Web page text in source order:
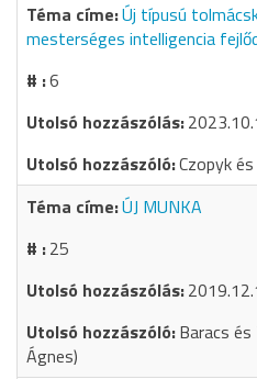
Új típusú
mesterséges intelligencia
6
Czopyk
ÚJ MUNKA
25
Baracs
Ágnes)